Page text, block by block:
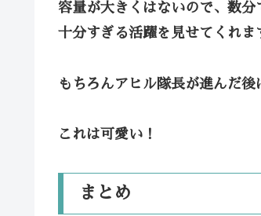
容量が大きくはないので、数
十分すぎる活躍を見せてくれま
もちろんアヒル隊長が進んだ
これは可愛い！
まとめ